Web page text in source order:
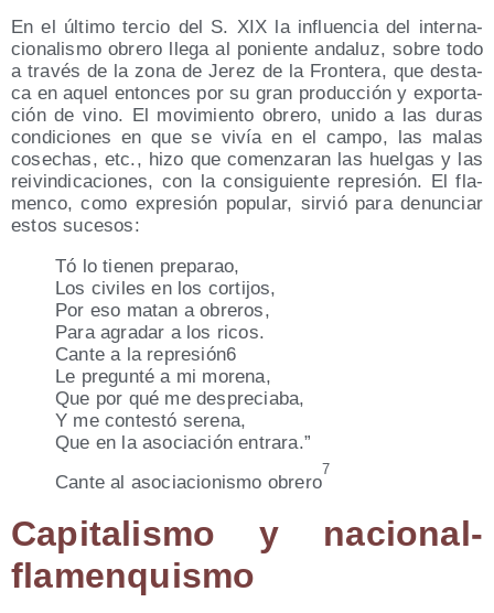
En el últi­mo ter­cio del S. XIX la influen­cia del inter­na­
cio­na­lis­mo obre­ro lle­ga al ponien­te anda­luz, sobre todo
a tra­vés de la zona de Jerez de la Fron­te­ra, que des­ta­
ca en aquel enton­ces por su gran pro­duc­ción y expor­ta­
ción de vino. El movi­mien­to obre­ro, uni­do a las duras
con­di­cio­nes en que se vivía en el cam­po, las malas
cose­chas, etc., hizo que comen­za­ran las huel­gas y las
rei­vin­di­ca­cio­nes, con la con­si­guien­te repre­sión. El fla­
men­co, como expre­sión popu­lar, sir­vió para denun­ciar
estos sucesos:
Tó lo tie­nen preparao,
Los civi­les en los cortijos,
Por eso matan a obreros,
Para agra­dar a los ricos.
Can­te a la represión6
Le pre­gun­té a mi morena,
Que por qué me despreciaba,
Y me con­tes­tó serena,
Que en la aso­cia­ción entrara.”
Can­te al aso­cia­cio­nis­mo obre­ro
7
Capi­ta­lis­mo y nacional-
flamenquismo